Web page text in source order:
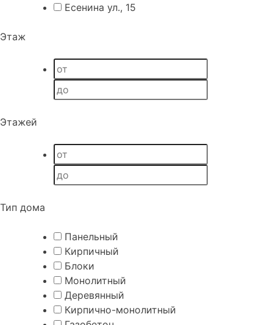
Есенина ул., 15
Этаж
Этажей
Тип дома
Панельный
Кирпичный
Блоки
Монолитный
Деревянный
Кирпично-монолитный